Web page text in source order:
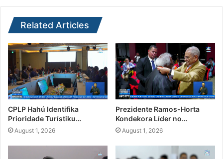
Related Articles
CPLP Hahú Identifika
Prioridade Turístiku…
August 1, 2026
Prezidente Ramos-Horta
Kondekora Líder no…
August 1, 2026